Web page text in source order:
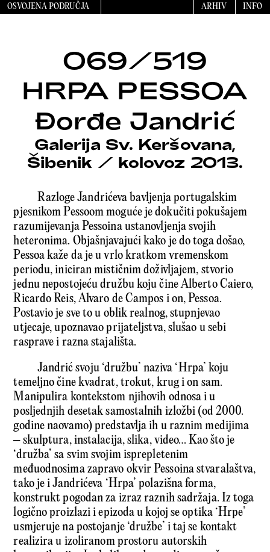
OSVOJENA PODRUČJA ARHIV INFO
069/519
HRPA PESSOA
Đorđe Jandrić
Galerija Sv. Keršovana,
Šibenik / kolovoz 2013.
Razloge Jandrićeva bavljenja portugalskim
pjesnikom Pessoom moguće je dokučiti pokušajem
razumijevanja Pessoina ustanovljenja svojih
heteronima. Objašnjavajući kako je do toga došao,
Pessoa kaže da je u vrlo kratkom vremenskom
periodu, iniciran mističnim doživljajem, stvorio
jednu nepostojeću družbu koju čine Alberto Caiero,
Ricardo Reis, Alvaro de Campos i on, Pessoa.
Postavio je sve to u oblik realnog, stupnjevao
utjecaje, upoznavao prijateljstva, slušao u sebi
rasprave i razna stajališta.
Jandrić svoju ‘družbu’ naziva ‘Hrpa’ koju
temeljno čine kvadrat, trokut, krug i on sam.
Manipulira kontekstom njihovih odnosa i u
posljednjih desetak samostalnih izložbi (od 2000.
godine naovamo) predstavlja ih u raznim medijima
– skulptura, instalacija, slika, video… Kao što je
‘družba’ sa svim svojim isprepletenim
međuodnosima zapravo okvir Pessoina stvaralaštva,
tako je i Jandrićeva ‘Hrpa’ polazišna forma,
konstrukt pogodan za izraz raznih sadržaja. Iz toga
logično proizlazi i epizoda u kojoj se optika ‘Hrpe’
usmjeruje na postojanje ‘družbe’ i taj se kontakt
realizira u izoliranom prostoru autorskih